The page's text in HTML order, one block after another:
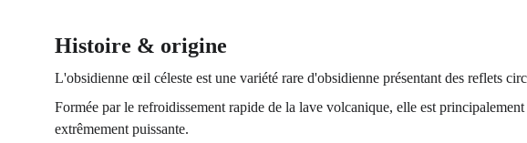
Histoire & origine
L'obsidienne œil céleste est une variété rare d'obsidienne présentant des reflets
Formée par le refroidissement rapide de la lave volcanique, elle est
extrêmement puissante.